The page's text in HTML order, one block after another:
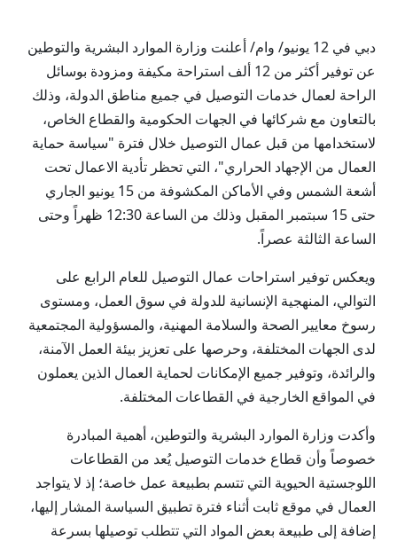
دبي في 12 يونيو/ وام/ أعلنت وزارة الموارد البشرية والتوطين
عن توفير أكثر من 12 ألف استراحة مكيفة ومزودة بوسائل
الراحة لعمال خدمات التوصيل في جميع مناطق الدولة، وذلك
بالتعاون مع شركائها في الجهات الحكومية والقطاع الخاص،
لاستخدامها من قبل عمال التوصيل خلال فترة "سياسة حماية
العمال من الإجهاد الحراري"، التي تحظر تأدية الاعمال تحت
أشعة الشمس وفي الأماكن المكشوفة من 15 يونيو الجاري
حتى 15 سبتمبر المقبل وذلك من الساعة 12:30 ظهراً وحتى
الساعة الثالثة عصراً.
ويعكس توفير استراحات عمال التوصيل للعام الرابع على
التوالي، المنهجية الإنسانية للدولة في سوق العمل، ومستوى
رسوخ معايير الصحة والسلامة المهنية، والمسؤولية المجتمعية
لدى الجهات المختلفة، وحرصها على تعزيز بيئة العمل الآمنة،
والرائدة، وتوفير جميع الإمكانات لحماية العمال الذين يعملون
في المواقع الخارجية في القطاعات المختلفة.
وأكدت وزارة الموارد البشرية والتوطين، أهمية المبادرة
خصوصاً وأن قطاع خدمات التوصيل يُعد من القطاعات
اللوجستية الحيوية التي تتسم بطبيعة عمل خاصة؛ إذ لا يتواجد
العمال في موقع ثابت أثناء فترة تطبيق السياسة المشار إليها،
إضافة إلى طبيعة بعض المواد التي تتطلب توصيلها بسرعة